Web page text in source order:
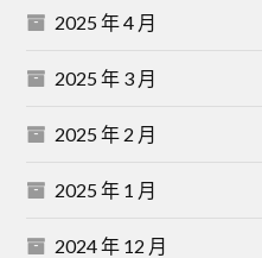
2025 年 4 月
2025 年 3 月
2025 年 2 月
2025 年 1 月
2024 年 12 月